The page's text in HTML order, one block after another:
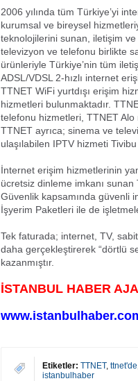
2006 yılında tüm Türkiye’yi
kurumsal ve bireysel
teknolojilerini sunan, iletişim
televizyon ve telefonu birlikte
ürünleriyle Türkiye’nin tüm
ADSL/VDSL 2-hızlı internet
TTNET WiFi yurtdışı erişim
hizmetleri bulunmaktadır.
telefonu hizmetleri, TTNET Alo
TTNET ayrıca; sinema ve
ulaşılabilen IPTV hizmeti
İnternet erişim hizmetlerinin
ücretsiz dinleme imkanı
Güvenlik kapsamında güvenli
İşyerim Paketleri ile de
Tek faturada; internet, TV,
daha gerçekleştirerek “dörtlü
kazanmıştır.
İSTANBUL HABER
Etiketler: TTNET, ttnet'de
istanbulhaber